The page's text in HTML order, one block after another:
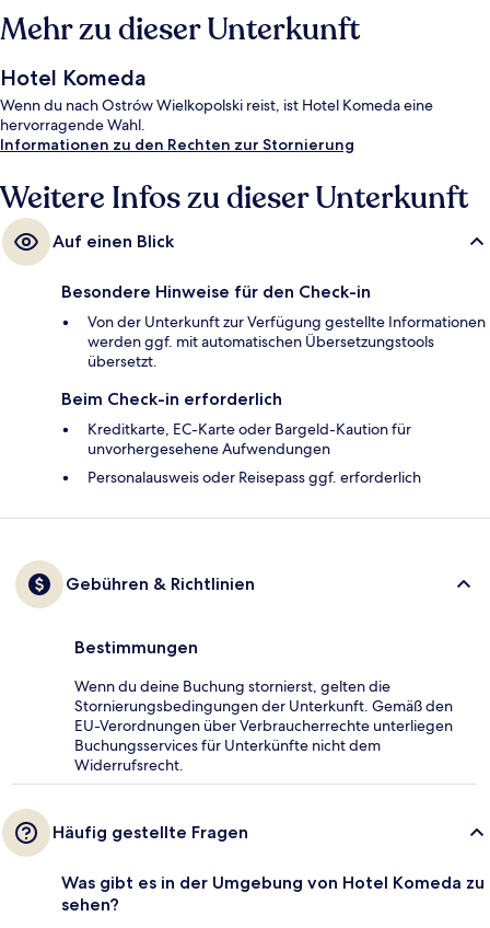
Mehr zu dieser Unterkunft
Hotel Komeda
Wenn du nach Ostrów Wielkopolski reist, ist Hotel Komeda eine
hervorragende Wahl.
Informationen zu den Rechten zur Stornierung
Weitere Infos zu dieser Unterkunft
Auf einen Blick
Besondere Hinweise für den Check-in
Von der Unterkunft zur Verfügung gestellte Informationen
werden ggf. mit automatischen Übersetzungstools
übersetzt.
Beim Check-in erforderlich
Kreditkarte, EC-Karte oder Bargeld-Kaution für
unvorhergesehene Aufwendungen
Personalausweis oder Reisepass ggf. erforderlich
Gebühren & Richtlinien
Bestimmungen
Wenn du deine Buchung stornierst, gelten die
Stornierungsbedingungen der Unterkunft. Gemäß den
EU-Verordnungen über Verbraucherrechte unterliegen
Buchungsservices für Unterkünfte nicht dem
Widerrufsrecht.
Häufig gestellte Fragen
Was gibt es in der Umgebung von Hotel Komeda zu
sehen?